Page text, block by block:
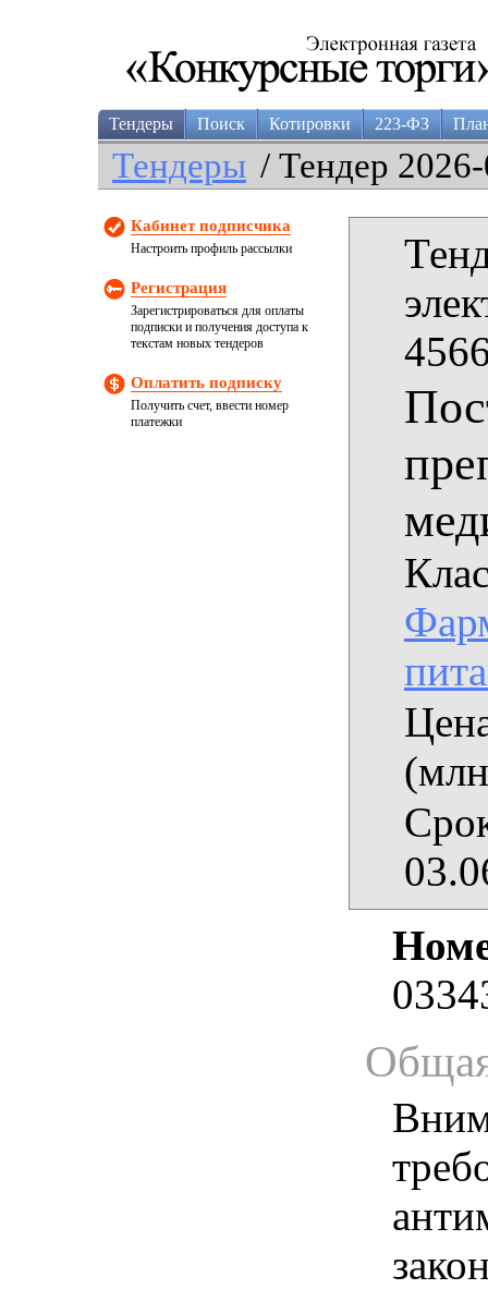
Тендеры Поиск Котировки 223-ФЗ
Тендеры / Тендер
Кабинет подписчика
Настроить профиль рассылки
Регистрация
Зарегистрироваться для оплаты
подписки и получения доступа к
текстам новых тендеров
Оплатить подписку
Получить счет, ввести номер
платежки